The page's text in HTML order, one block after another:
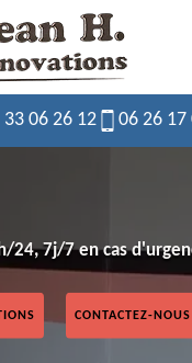
33 06 26 12 06 26 17
24, 7j/7 en cas
CONTACTEZ-